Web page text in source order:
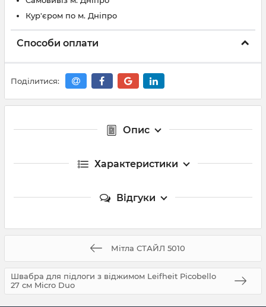
Кур'єром по м. Дніпро
Способи оплати
Поділитися:
Опис
Характеристики
Відгуки
Мітла СТАЙЛ 5010
Швабра для підлоги з віджимом Leifheit Picobello
27 см Micro Duo